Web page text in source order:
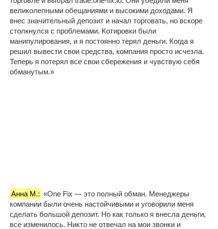
великолепными обещаниями и высокими доходами. Я
внес значительный депозит и начал торговать, но вскоре
столкнулся с проблемами. Котировки были
манипулирования, и я постоянно терял деньги. Когда я
решил вывести свои средства, компания просто исчезла.
Теперь я потерял все свои сбережения и чувствую себя
обманутым.»
Анна М.: «One Fix — это полный обман. Менеджеры
компании были очень настойчивыми и уговорили меня
сделать большой депозит. Но как только я внесла деньги,
все изменилось. Никто не отвечал на мои звонки и